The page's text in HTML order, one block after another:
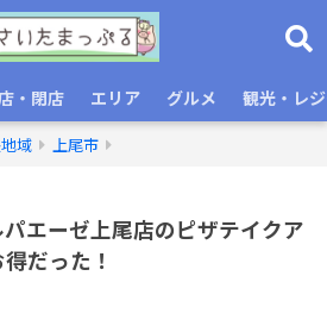
・閉店 エリア グルメ 観光・レ
域 上尾市
パエーゼ上尾店のピザテイクア
だった！